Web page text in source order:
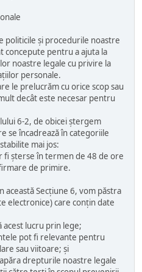
politicile și procedurile noastre
concepute pentru a ajuta la
noastre legale cu privire la
personale.
le prelucrăm cu orice scop sau
decât este necesar pentru
6-2, de obicei ștergem
se încadrează în categoriile
mai jos:
șterse în termen de 48 de ore
de primire.
Secțiune 6, vom păstra
electronice) care conțin date
acest lucru prin lege;
pot fi relevante pentru
sau viitoare; și
drepturile noastre legale